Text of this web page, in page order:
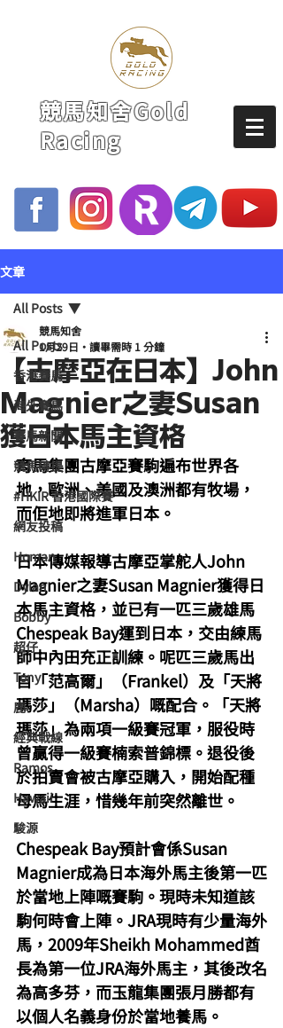
競馬知舍Gold
Racing
文章
All Posts
香港賽馬
海外賽馬
賽馬新聞
競馬磚提
#HKIR 香港國際賽
網友投稿
Homan
Dylan
Bobby
超仔
Tony
鹿
經典戰線
Ramos
Hawaii
駿源
All Posts
【古摩亞在日本】John
Magnier之妻Susan
獲日本馬主資格
競馬知舍
1月29日
讀畢需時 1 分鐘
育馬集團古摩亞賽駒遍布世界各
地，歐洲、美國及澳洲都有牧場，
而佢地即將進軍日本。
日本傳媒報導古摩亞掌舵人John
Magnier之妻Susan Magnier獲得日
本馬主資格，並已有一匹三歲雄馬
Chespeak Bay運到日本，交由練馬
師中內田充正訓練。呢匹三歲馬出
自「范高爾」（Frankel）及「天將
瑪莎」（Marsha）嘅配合。「天將
瑪莎」為兩項一級賽冠軍，服役時
曾贏得一級賽楠索普錦標。退役後
於拍賣會被古摩亞購入，開始配種
母馬生涯，惜幾年前突然離世。
Chespeak Bay預計會係Susan
Magnier成為日本海外馬主後第一匹
於當地上陣嘅賽駒。現時未知道該
駒何時會上陣。JRA現時有少量海外
馬，2009年Sheikh Mohammed酋
長為第一位JRA海外馬主，其後改名
為高多芬，而玉龍集團張月勝都有
以個人名義身份於當地養馬。